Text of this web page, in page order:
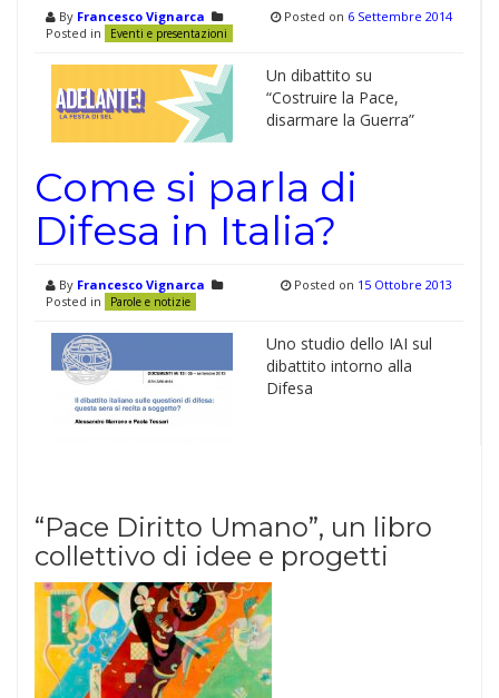
By Francesco Vignarca
Posted in
Eventi e presentazioni
Posted on 6 Settembre 2014
Un dibattito su
“Costruire la Pace,
disarmare la Guerra”
Come si parla di
Difesa in Italia?
By Francesco Vignarca
Posted in
Parole e notizie
Posted on 15 Ottobre 2013
Uno studio dello IAI sul
dibattito intorno alla
Difesa
“Pace Diritto Umano”, un libro
collettivo di idee e progetti